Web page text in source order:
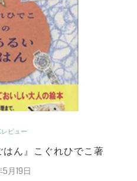
ビュー
ん』こぐれひでこ著
5月19日